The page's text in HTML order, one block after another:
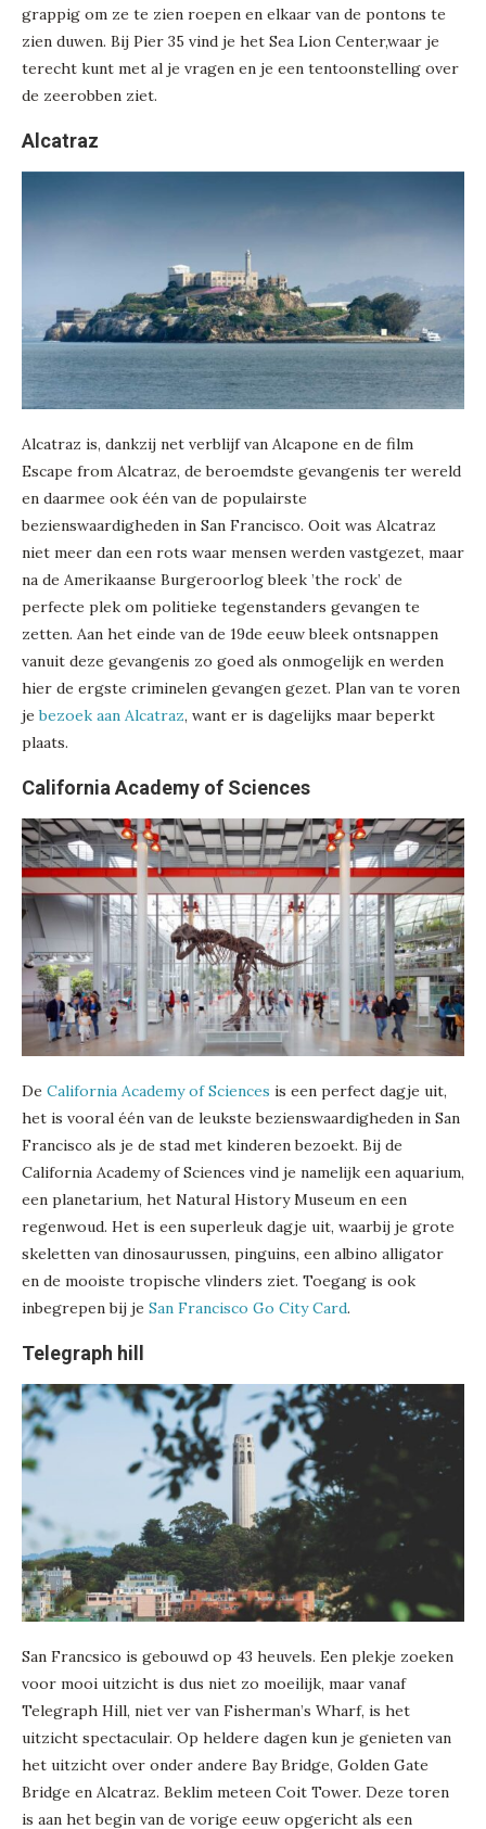
grappig om ze te zien roepen en elkaar van de pontons te
zien duwen. Bij Pier 35 vind je het Sea Lion Center,waar je
terecht kunt met al je vragen en je een tentoonstelling over
de zeerobben ziet.
Alcatraz
Alcatraz is, dankzij net verblijf van Alcapone en de film
Escape from Alcatraz, de beroemdste gevangenis ter wereld
en daarmee ook één van de populairste
bezienswaardigheden in San Francisco. Ooit was Alcatraz
niet meer dan een rots waar mensen werden vastgezet, maar
na de Amerikaanse Burgeroorlog bleek ’the rock’ de
perfecte plek om politieke tegenstanders gevangen te
zetten. Aan het einde van de 19de eeuw bleek ontsnappen
vanuit deze gevangenis zo goed als onmogelijk en werden
hier de ergste criminelen gevangen gezet. Plan van te voren
jebezoek aan Alcatraz, want er is dagelijks maar beperkt
plaats.
California Academy of Sciences
De California Academy of Sciences is een perfect dagje uit,
het is vooral één van de leukste bezienswaardigheden in San
Francisco als je de stad met kinderen bezoekt. Bij de
California Academy of Sciences vind je namelijk een aquarium,
een planetarium, het Natural History Museum en een
regenwoud. Het is een superleuk dagje uit, waarbij je grote
skeletten van dinosaurussen, pinguins, een albino alligator
en de mooiste tropische vlinders ziet. Toegang is ook
inbegrepen bij je San Francisco Go City Card.
Telegraph hill
San Francsico is gebouwd op 43 heuvels. Een plekje zoeken
voor mooi uitzicht is dus niet zo moeilijk, maar vanaf
Telegraph Hill, niet ver van Fisherman’s Wharf, is het
uitzicht spectaculair. Op heldere dagen kun je genieten van
het uitzicht over onder andere Bay Bridge, Golden Gate
Bridge en Alcatraz. Beklim meteen Coit Tower. Deze toren
is aan het begin van de vorige eeuw opgericht als een